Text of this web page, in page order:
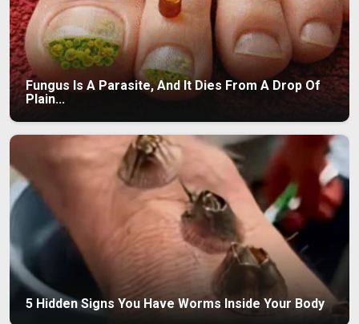
Fungus Is A Parasite, And It Dies From A Drop Of
Plain...
5 Hidden Signs You Have Worms Inside Your Body